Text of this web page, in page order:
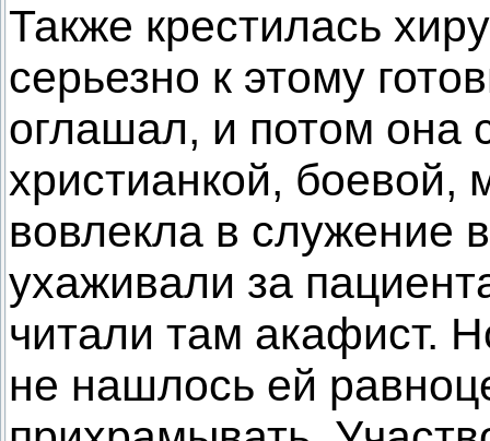
Также крестилась
серьезно к этому
оглашал, и потом она
христианкой, боевой,
вовлекла в служение
ухаживали за
читали там акафист.
не нашлось ей